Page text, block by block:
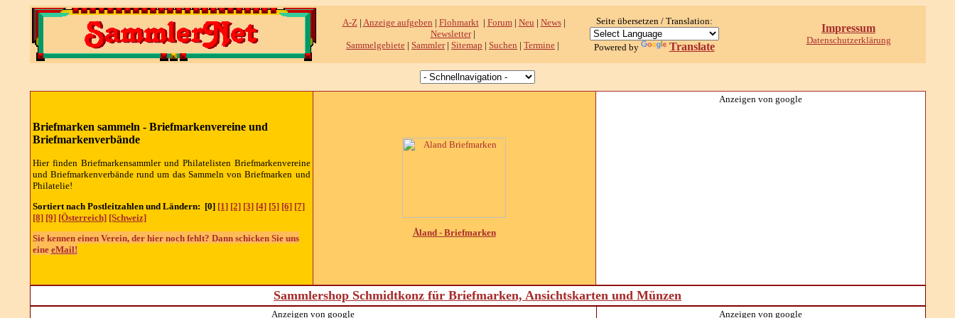
A-Z| Anzeige aufgeben | Flohmarkt| Forum| Neu | News|
Newsletter|
Sammelgebiete | Sammler| Sitemap | Suchen | Termine |
Seite übersetzen / Translation:
Powered by Translate
Impressum
Datenschutzerklärung
Briefmarken sammeln - Briefmarkenvereine und
Briefmarkenverbände
Hier finden Briefmarkensammler und Philatelisten Briefmarkenvereine
und Briefmarkenverbände rund um das Sammeln von Briefmarken und
Philatelie!
Sortiert nach Postleitzahlen und Ländern: [0] [1] [2] [3] [4] [5] [6] [7]
[8] [9] [Österreich] [Schweiz]
Sie kennen einen Verein, der hier noch fehlt? Dann schicken Sie uns
eine eMail!
Åland - Briefmarken
Anzeigen von google
Sammlershop Schmidtkonz für Briefmarken, Ansichtskarten und Münzen
Anzeigen von google Anzeigen von google